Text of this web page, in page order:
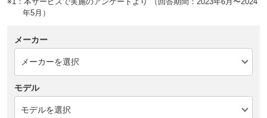
年5月）
メーカー
モデル